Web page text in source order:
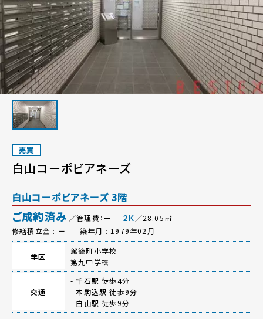
売買
白山コーポビアネーズ
白山コーポビアネーズ 3階
ご成約済み ／管理費：ー 2K ／28.05㎡
修繕積立金 : ー
築年月 : 1979年02月
学区
駕籠町小学校
第九中学校
交通
-千石駅 徒歩4分
-本駒込駅 徒歩9分
- 白山駅 徒歩9分